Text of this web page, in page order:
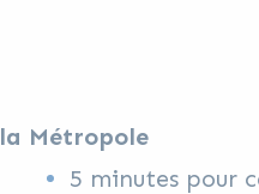
la Métropole
5 minutes pour